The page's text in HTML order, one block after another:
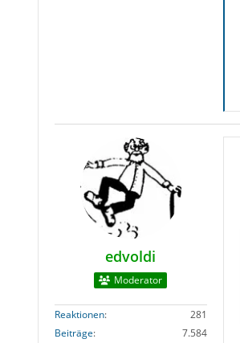
edvoldi
Moderator
Reaktionen
281
Beiträge
7.584